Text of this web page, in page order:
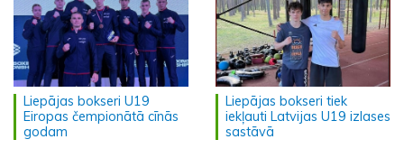
Liepājas bokseri U19
Eiropas čempionātā cīnās
godam
Liepājas bokseri tiek
iekļauti Latvijas U19 izlases
sastāvā